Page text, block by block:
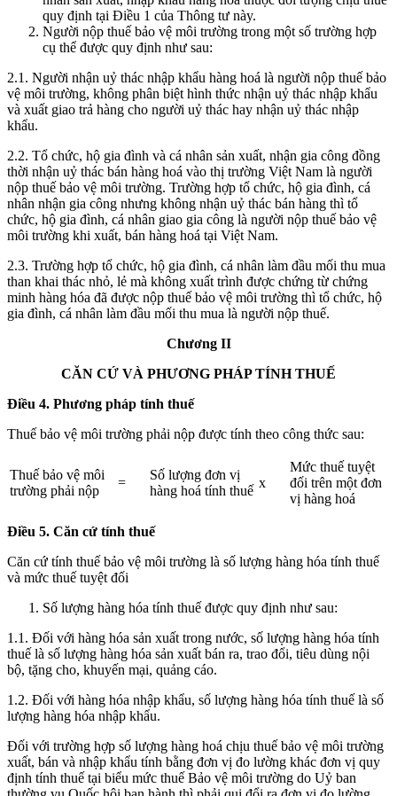
quy định tại Điều 1 của Thông tư này.
Người nộp thuế bảo vệ môi trường trong một số trường hợp
cụ thể được quy định như sau:
2.1. Người nhận uỷ thác nhập khẩu hàng hoá là người nộp thuế bảo
vệ môi trường, không phân biệt hình thức nhận uỷ thác nhập khẩu
và xuất giao trả hàng cho người uỷ thác hay nhận uỷ thác nhập
khẩu.
2.2. Tổ chức, hộ gia đình và cá nhân sản xuất, nhận gia công đồng
thời nhận uỷ thác bán hàng hoá vào thị trường Việt Nam là người
nộp thuế bảo vệ môi trường. Trường hợp tổ chức, hộ gia đình, cá
nhân nhận gia công nhưng không nhận uỷ thác bán hàng thì tổ
chức, hộ gia đình, cá nhân giao gia công là người nộp thuế bảo vệ
môi trường khi xuất, bán hàng hoá tại Việt Nam.
2.3. Trường hợp tổ chức, hộ gia đình, cá nhân làm đầu mối thu mua
than khai thác nhỏ, lẻ mà không xuất trình được chứng từ chứng
minh hàng hóa đã được nộp thuế bảo vệ môi trường thì tổ chức, hộ
gia đình, cá nhân làm đầu mối thu mua là người nộp thuế.
Chương II
CĂN CỨ VÀ PHƯƠNG PHÁP TÍNH THUẾ
Điều 4. Phương pháp tính thuế
Thuế bảo vệ môi trường phải nộp được tính theo công thức sau:
Thuế bảo vệ môi
trường phải nộp
=
Số lượng đơn vị
hàng hoá tính thuế
x
Mức thuế tuyệt
đối trên một đơn
vị hàng hoá
Điều 5. Căn cứ tính thuế
Căn cứ tính thuế bảo vệ môi trường là số lượng hàng hóa tính thuế
và mức thuế tuyệt đối
Số lượng hàng hóa tính thuế được quy định như sau:
1.1. Đối với hàng hóa sản xuất trong nước, số lượng hàng hóa tính
thuế là số lượng hàng hóa sản xuất bán ra, trao đổi, tiêu dùng nội
bộ, tặng cho, khuyến mại, quảng cáo.
1.2. Đối với hàng hóa nhập khẩu, số lượng hàng hóa tính thuế là số
lượng hàng hóa nhập khẩu.
Đối với trường hợp số lượng hàng hoá chịu thuế bảo vệ môi trường
xuất, bán và nhập khẩu tính bằng đơn vị đo lường khác đơn vị quy
định tính thuế tại biểu mức thuế Bảo vệ môi trường do Uỷ ban